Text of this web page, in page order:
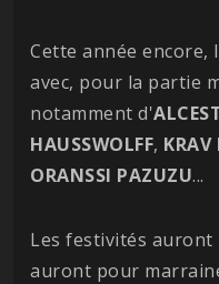
Cette année
avec, pour la partie
notamment d'
HAUSSWOLFF, KRAV
ORANSSI PAZUZU...
Les festivités auront
auront pour